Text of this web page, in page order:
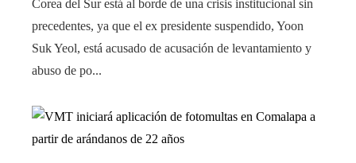
Corea del Sur está al borde de una crisis institucional sin
precedentes, ya que el ex presidente suspendido, Yoon
Suk Yeol, está acusado de acusación de levantamiento y
abuso de po...